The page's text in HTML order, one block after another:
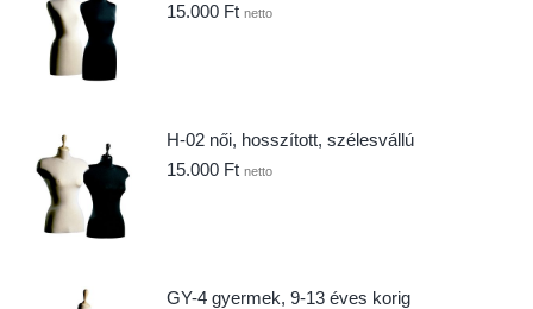
15.000 Ft netto
H-02 női, hosszított, szélesvállú
15.000 Ft netto
GY-4 gyermek, 9-13 éves korig